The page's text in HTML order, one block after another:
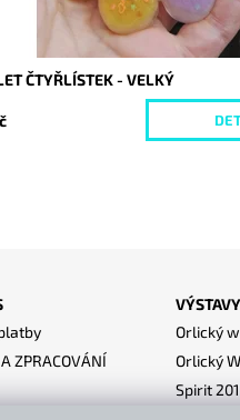
ČTYŘLÍSTEK - VELKÝ
ZPRACOVÁNÍ
VÝSTAVY
Orlický
Orlický
Spirit